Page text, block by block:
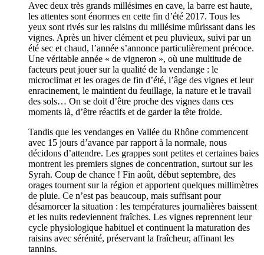
Avec deux très grands millésimes en cave, la barre est haute,
les attentes sont énormes en cette fin d’été 2017. Tous les
yeux sont rivés sur les raisins du millésime mûrissant dans les
vignes. Après un hiver clément et peu pluvieux, suivi par un
été sec et chaud, l’année s’annonce particulièrement précoce.
Une véritable année « de vigneron », où une multitude de
facteurs peut jouer sur la qualité de la vendange : le
microclimat et les orages de fin d’été, l’âge des vignes et leur
enracinement, le maintient du feuillage, la nature et le travail
des sols… On se doit d’être proche des vignes dans ces
moments là, d’être réactifs et de garder la tête froide.
Tandis que les vendanges en Vallée du Rhône commencent
avec 15 jours d’avance par rapport à la normale, nous
décidons d’attendre. Les grappes sont petites et certaines baies
montrent les premiers signes de concentration, surtout sur les
Syrah. Coup de chance ! Fin août, début septembre, des
orages tournent sur la région et apportent quelques millimètres
de pluie. Ce n’est pas beaucoup, mais suffisant pour
désamorcer la situation : les températures journalières baissent
et les nuits redeviennent fraîches. Les vignes reprennent leur
cycle physiologique habituel et continuent la maturation des
raisins avec sérénité, préservant la fraîcheur, affinant les
tannins.